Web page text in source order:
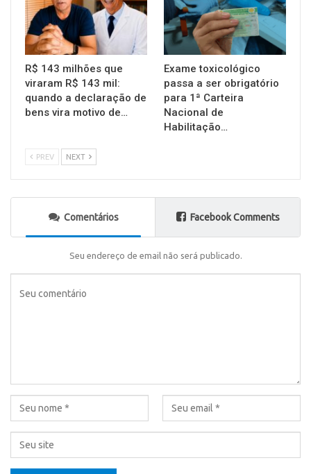
R$ 143 milhões que
viraram R$ 143 mil:
quando a declaração de
bens vira motivo de…
Exame toxicológico
passa a ser obrigatório
para 1ª Carteira
Nacional de
Habilitação…
PREV NEXT
Comentários Facebook Comments
Seu endereço de email não será publicado.